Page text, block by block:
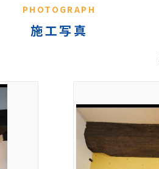
PHOTOGRAPH
施工写真